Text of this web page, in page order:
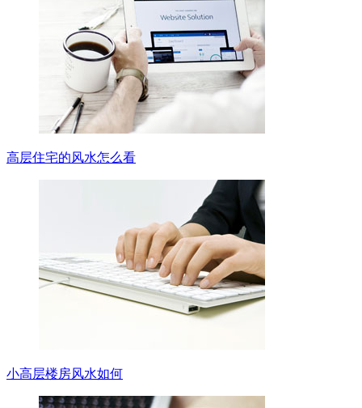
高层住宅的风水怎么看
小高层楼房风水如何